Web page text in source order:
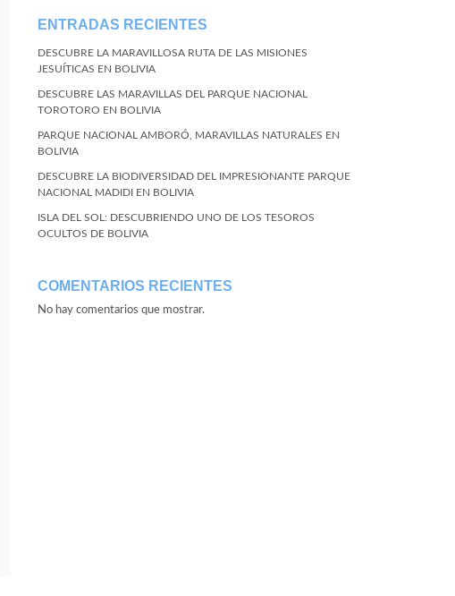
ENTRADAS RECIENTES
DESCUBRE LA MARAVILLOSA RUTA DE LAS MISIONES
JESUÍTICAS EN BOLIVIA
DESCUBRE LAS MARAVILLAS DEL PARQUE NACIONAL
TOROTORO EN BOLIVIA
PARQUE NACIONAL AMBORÓ, MARAVILLAS NATURALES EN
BOLIVIA
DESCUBRE LA BIODIVERSIDAD DEL IMPRESIONANTE PARQUE
NACIONAL MADIDI EN BOLIVIA
ISLA DEL SOL: DESCUBRIENDO UNO DE LOS TESOROS
OCULTOS DE BOLIVIA
COMENTARIOS RECIENTES
No hay comentarios que mostrar.